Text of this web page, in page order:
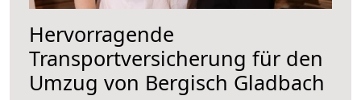
Hervorragende
Transportversicherung für den
Umzug von Bergisch Gladbach